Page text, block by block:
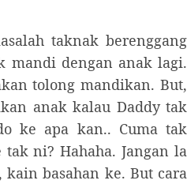
taknak berenggang
mandi dengan anak lagi.
tolong mandikan. But,
anak kalau Daddy tak
ke apa kan.. Cuma tak
ni? Hahaha. Jangan la
basahan ke. But cara